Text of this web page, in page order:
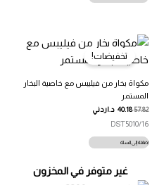
تخفيضات!
مكواة بخار من فيليبس مع خاصية البخار
المستمر
57.82
40.18 د.اردني
DST5010/16
إضافة إلى السلة
غير متوفر في المخزون